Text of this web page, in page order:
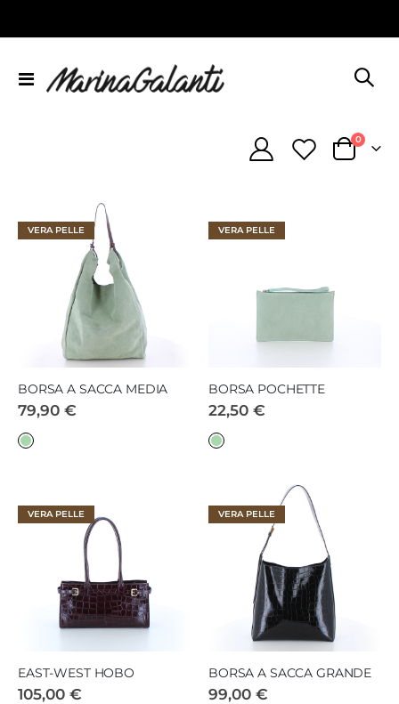
Toggle
Nav
Cart
0
VERA PELLE
BORSA A SACCA MEDIA
79,90 €
VERA PELLE
BORSA POCHETTE
22,50 €
VERA PELLE
EAST-WEST HOBO
105,00 €
VERA PELLE
BORSA A SACCA GRANDE
99,00 €